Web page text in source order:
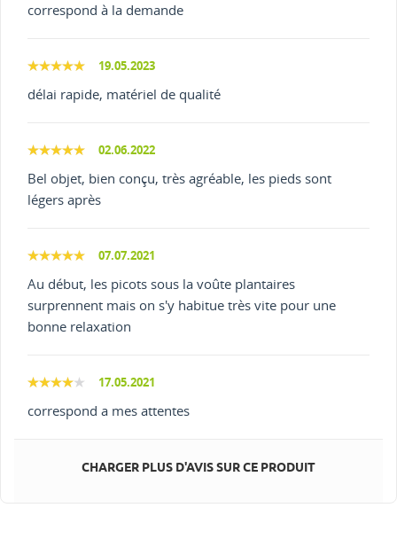
correspond à la demande
19.05.2023
délai rapide, matériel de qualité
02.06.2022
Bel objet, bien conçu, très agréable, les pieds sont
légers après
07.07.2021
Au début, les picots sous la voûte plantaires
surprennent mais on s'y habitue très vite pour une
bonne relaxation
17.05.2021
correspond a mes attentes
CHARGER PLUS D'AVIS SUR CE PRODUIT